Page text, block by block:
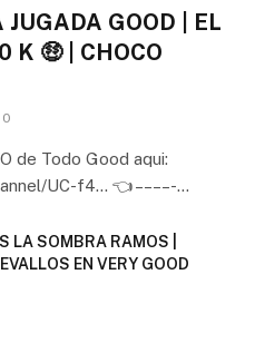
GOOD | EL
K 🤑 | CHOCO
0
de Todo Good aqui:
UC-f4… 👈 – – – – -…
LA SOMBRA RAMOS |
EN VERY GOOD